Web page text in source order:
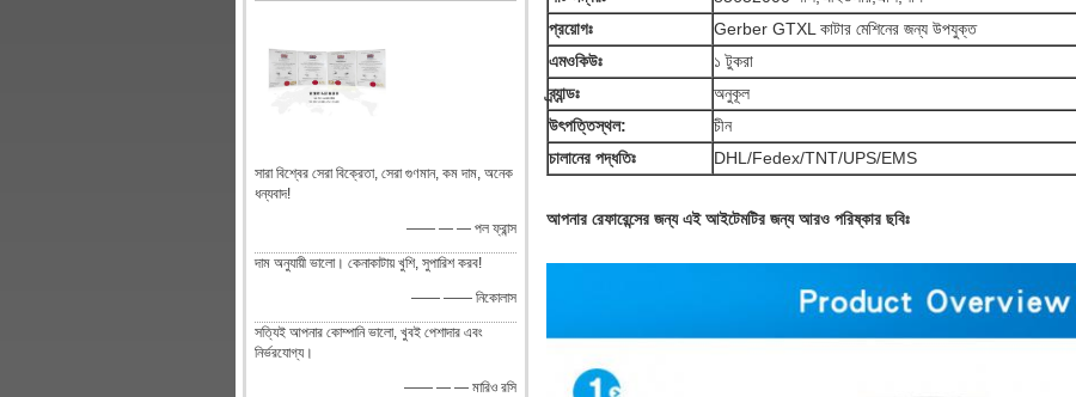
সারা বিশ্বের সেরা বিক্রেতা, সেরা গুণমান, কম দাম, অনেক
ধন্যবাদ!
—— — — পল ফ্রান্স
দাম অনুযায়ী ভালো। কেনাকাটায় খুশি, সুপারিশ করব!
—— —— নিকোলাস
সত্যিই আপনার কোম্পানি ভালো, খুবই পেশাদার এবং
নির্ভরযোগ্য।
—— — — মারিও রসি
প্রয়োগঃ
Gerber GTXL কাটার মেশিনের জন্য উপযুক্ত
এমওকিউঃ
১ টুকরা
ব্র্যান্ডঃ
অনুকূল
উৎপত্তিস্থল:
চীন
চালানের পদ্ধতিঃ
DHL/Fedex/TNT/UPS/EMS
আপনার রেফারেন্সের জন্য এই আইটেমটির জন্য আরও পরিষ্কার ছবিঃ